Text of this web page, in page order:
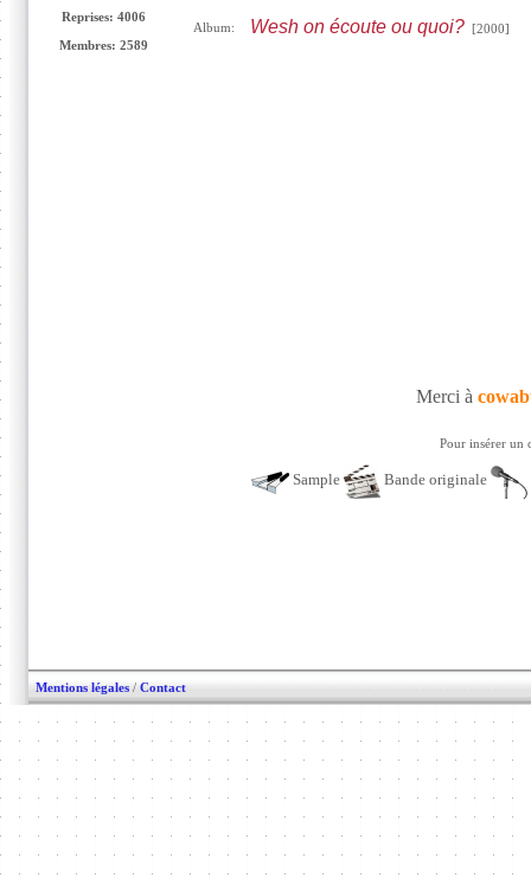
Reprises: 4006
Membres: 2589
Album: Wesh on écoute ou quoi?[2000]
Merci à
Pour insérer un
Sample Bande originale
Mentions légales / Contact